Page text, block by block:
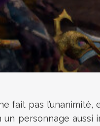
fait pas l’unanimité,
personnage